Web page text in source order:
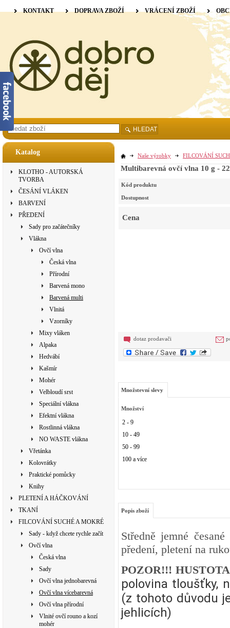
Katalog
KLOTHO - AUTORSKÁ
TVORBA
ČESÁNÍ VLÁKEN
BARVENÍ
PŘEDENÍ
Sady pro začátečníky
Vlákna
Ovčí vlna
Česká vlna
Přírodní
Barvená mono
Barvená multi
Vlnitá
Vzorníky
Mixy vláken
Alpaka
Hedvábí
Kašmír
Mohér
Velbloudí srst
Speciální vlákna
Efektní vlákna
Rostlinná vlákna
NO WASTE vlákna
Vřetánka
Kolovrátky
Praktické pomůcky
Knihy
PLETENÍ A HÁČKOVÁNÍ
TKANÍ
FILCOVÁNÍ SUCHÉ A MOKRÉ
Sady - když chcete rychle začít
Ovčí vlna
Česká vlna
Sady
Ovčí vlna jednobarevná
Ovčí vlna vícebarevná
Ovčí vlna přírodní
Vlnité ovčí rouno a kozí
mohér
Naše výrobky FILCOVÁNÍ
Multibarevná ovčí vlna 10 g -
Kód produktu
Dostupnost
Cena
dotaz prodavači
Množstevní slevy
Množství
2 - 9
10 - 49
50 - 99
100 a více
Popis zboží
Středně jemné
předení, pletení na
POZOR!!!
polovina tloušťky,
(z tohoto důvodu
jehlicích)
KONTAKT DOPRAVA ZBOŽÍ VRÁCENÍ ZBOŽÍ
HLEDAT